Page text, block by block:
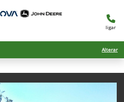
ligar
Alterar